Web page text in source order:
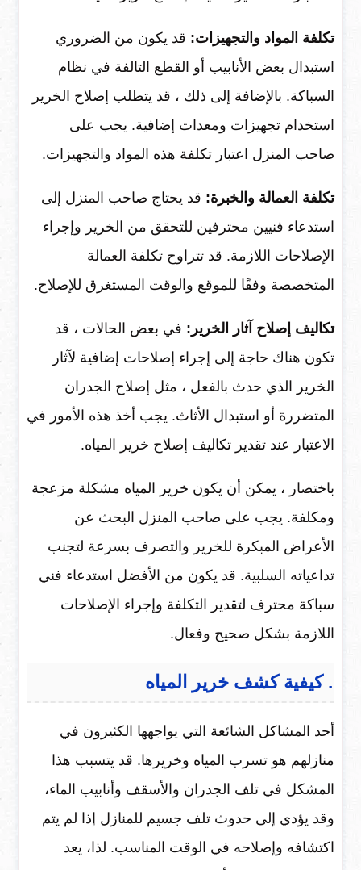
تكلفة المواد والتجهيزات: قد يكون من الضروري
استبدال بعض الأنابيب أو القطع التالفة في نظام
السباكة. بالإضافة إلى ذلك ، قد يتطلب إصلاح الخرير
استخدام تجهيزات ومعدات إضافية. يجب على
صاحب المنزل اعتبار تكلفة هذه المواد والتجهيزات.
تكلفة العمالة والخبرة: قد يحتاج صاحب المنزل إلى
استدعاء فنيين محترفين للتحقق من الخرير وإجراء
الإصلاحات اللازمة. قد تتراوح تكلفة العمالة
المتخصصة وفقًا للموقع والوقت المستغرق للإصلاح.
تكاليف إصلاح آثار الخرير: في بعض الحالات ، قد
تكون هناك حاجة إلى إجراء إصلاحات إضافية لآثار
الخرير الذي حدث بالفعل ، مثل إصلاح الجدران
المتضررة أو استبدال الأثاث. يجب أخذ هذه الأمور في
الاعتبار عند تقدير تكاليف إصلاح خرير المياه.
باختصار ، يمكن أن يكون خرير المياه مشكلة مزعجة
ومكلفة. يجب على صاحب المنزل البحث عن
الأعراض المبكرة للخرير والتصرف بسرعة لتجنب
تداعياته السلبية. قد يكون من الأفضل استدعاء فني
سباكة محترف لتقدير التكلفة وإجراء الإصلاحات
اللازمة بشكل صحيح وفعال.
. كيفية كشف خرير المياه
أحد المشاكل الشائعة التي يواجهها الكثيرون في
منازلهم هو تسرب المياه وخريرها. قد يتسبب هذا
المشكل في تلف الجدران والأسقف وأنابيب الماء،
وقد يؤدي إلى حدوث تلف جسيم للمنازل إذا لم يتم
اكتشافه وإصلاحه في الوقت المناسب. لذا، يعد